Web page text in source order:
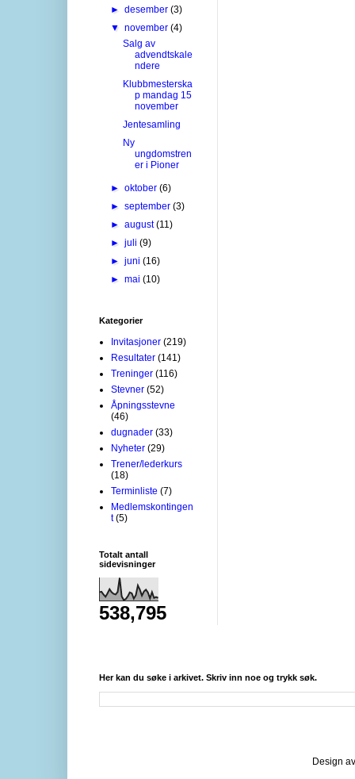
►desember(3)
▼november(4)
Salg av
advendtskale
ndere
Klubbmesterska
p mandag 15
november
Jentesamling
Ny
ungdomstren
er i Pioner
►oktober(6)
►september(3)
►august(11)
►juli(9)
►juni(16)
►mai(10)
Kategorier
Invitasjoner (219)
Resultater (141)
Treninger (116)
Stevner (52)
Åpningsstevne
(46)
dugnader (33)
Nyheter (29)
Trener/lederkurs
(18)
Terminliste (7)
Medlemskontingen
t (5)
Totalt antall
sidevisninger
538,795
Her kan du søke i arkivet. Skriv inn noe og trykk søk.
Design